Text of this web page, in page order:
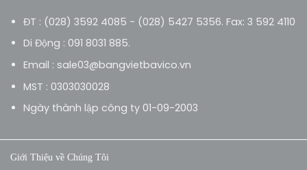
ĐT : (028) 3592 4085 - (028) 5427 5356. Fax: 3 592 4110
Di Động : 091 8031 885.
Email : sale03@bangvietbavico.vn
MST : 0303030028
Ngày thành lập công ty 01-09-2003
Giới Thiệu về Chúng Tôi